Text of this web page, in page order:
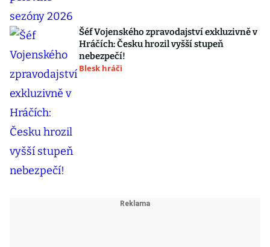
Šéf Vojenského zpravodajství exkluzivně v
Hráčích: Česku hrozil vyšší stupeň
nebezpečí!
Blesk hráči